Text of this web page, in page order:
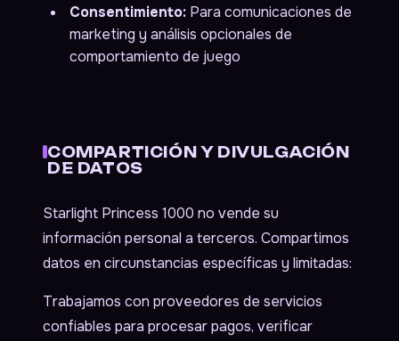
Consentimiento: Para comunicaciones de
marketing y análisis opcionales de
comportamiento de juego
COMPARTICIÓN Y DIVULGACIÓN
DE DATOS
Starlight Princess 1000 no vende su
información personal a terceros. Compartimos
datos en circunstancias específicas y limitadas:
Trabajamos con proveedores de servicios
confiables para procesar pagos, verificar